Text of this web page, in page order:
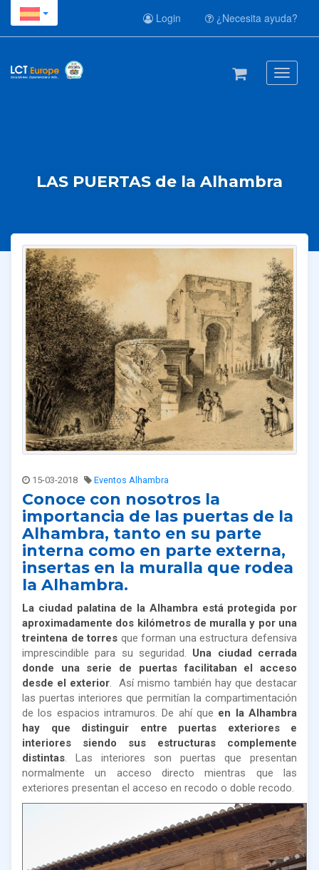
Login ¿Necesita ayuda?
Toggle
LAS PUERTAS de la Alhambra
15-03-2018 Eventos Alhambra
Conoce con nosotros la
importancia de las puertas de la
Alhambra, tanto en su parte
interna como en parte externa,
insertas en la muralla que rodea
la Alhambra.
La ciudad palatina de la Alhambra está protegida por
aproximadamente dos kilómetros de muralla y por una
treintena de torres que forman una estructura defensiva
imprescindible para su seguridad. Una ciudad cerrada
donde una serie de puertas facilitaban el acceso
desde el exterior. Así mismo también hay que destacar
las puertas interiores que permitían la compartimentación
de los espacios intramuros. De ahí que en la Alhambra
hay que distinguir entre puertas exteriores e
interiores siendo sus estructuras complemente
distintas. Las interiores son puertas que presentan
normalmente un acceso directo mientras que las
exteriores presentan el acceso en recodo o doble recodo.